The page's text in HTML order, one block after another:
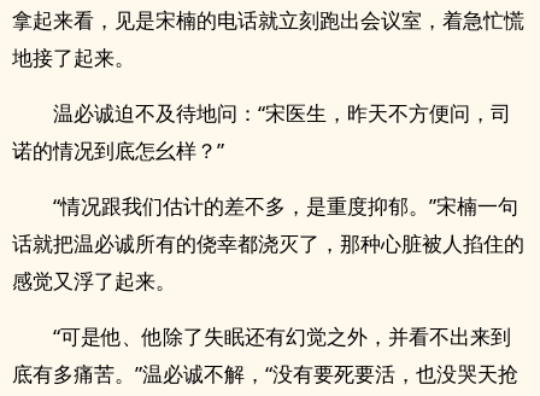
拿起来看，见是宋楠的电话就立刻跑出会议室，着急忙慌
地接了起来。
温必诚迫不及待地问：“宋医生，昨天不方便问，司
诺的情况到底怎幺样？”
“情况跟我们估计的差不多，是重度抑郁。”宋楠一句
话就把温必诚所有的侥幸都浇灭了，那种心脏被人掐住的
感觉又浮了起来。
“可是他、他除了失眠还有幻觉之外，并看不出来到
底有多痛苦。”温必诚不解，“没有要死要活，也没哭天抢